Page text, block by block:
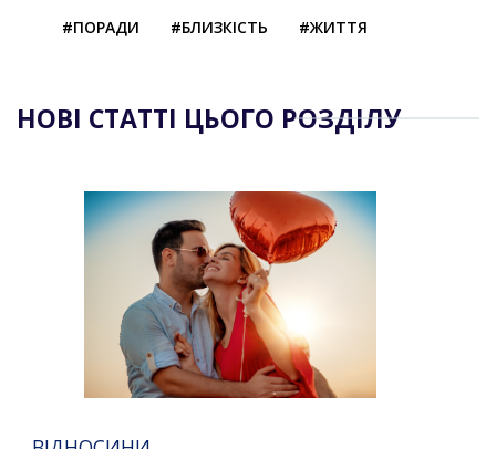
#ПОРАДИ #БЛИЗКІСТЬ #ЖИТТЯ
НОВІ СТАТТІ ЦЬОГО РОЗДІЛУ